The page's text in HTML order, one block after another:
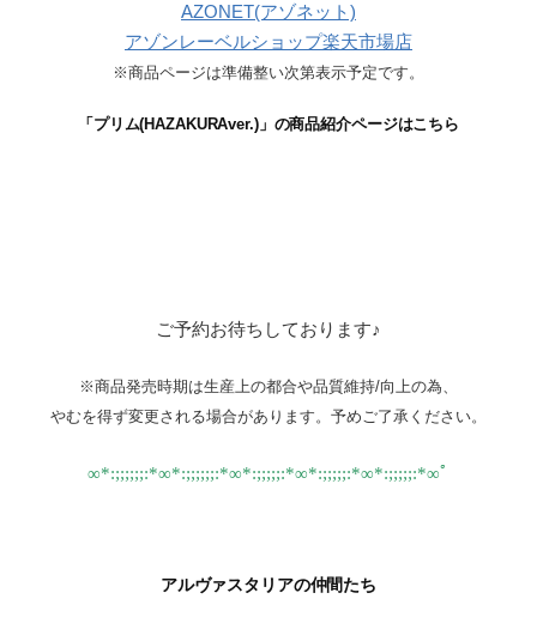
AZONET(アゾネット)
アゾンレーベルショップ楽天市場店
※商品ページは準備整い次第表示予定です。
「プリム(HAZAKURAver.)」の商品紹介ページはこちら
ご予約お待ちしております♪
※商品発売時期は生産上の都合や品質維持/向上の為、
やむを得ず変更される場合があります。予めご了承ください。
∞*:;;;;;;:*∞*:;;;;;;:*∞*:;;;;;:*∞*:;;;;;:*∞*:;;;;;:*∞ﾟ
アルヴァスタリアの仲間たち